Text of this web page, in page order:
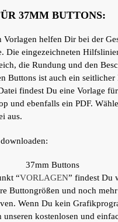
37MM BUTTONS:
Vorlagen helfen Dir bei der
Die eingezeichneten
die Rundung und den
Buttons ist auch ein seitlicher
findest Du eine Vorlage
und ebenfalls ein PDF.
aus.
37mm Buttons
“VORLAGEN” findest Du
Buttongrößen und noch
Wenn Du kein
unseren kostenlosen und